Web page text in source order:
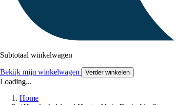
Subtotaal winkelwagen
Bekijk mijn winkelwagen Verder winkelen
Loading...
Home